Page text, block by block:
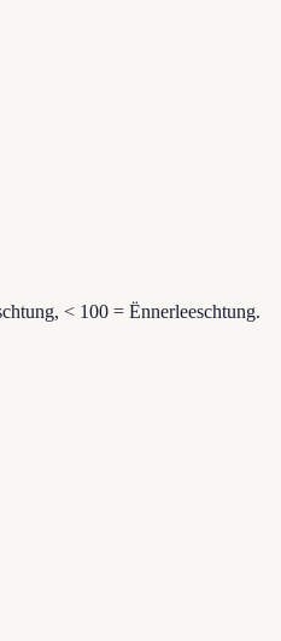
< 100 = Ënnerleeschtung.